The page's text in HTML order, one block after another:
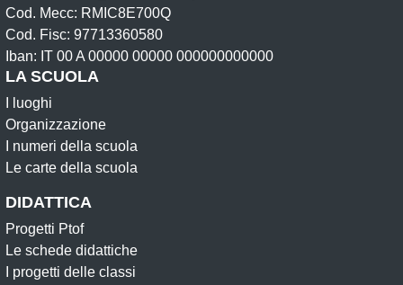
Cod. Mecc: RMIC8E700Q
Cod. Fisc: 97713360580
Iban: IT 00 A 00000 00000 000000000000
LA SCUOLA
I luoghi
Organizzazione
I numeri della scuola
Le carte della scuola
DIDATTICA
Progetti Ptof
Le schede didattiche
I progetti delle classi